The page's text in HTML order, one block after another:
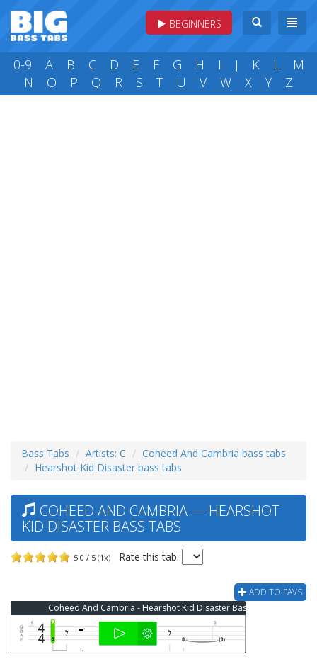
BEGINNERS
0-9 A B C D E F G H I J K L
M
N
O P Q R S T U V W X Y Z
Bass Tabs Artists: C
Coheed And Cambria bass tabs
Hearshot Kid Disaster bass tabs
COHEED AND CAMBRIA — HEARSHOT
KID DISASTER BASS TABS
5.0 / 5 (1x) Rate this tab:
ADD TO FAVS
Coheed And Cambria - Hearshot Kid Disaster Bass Tab